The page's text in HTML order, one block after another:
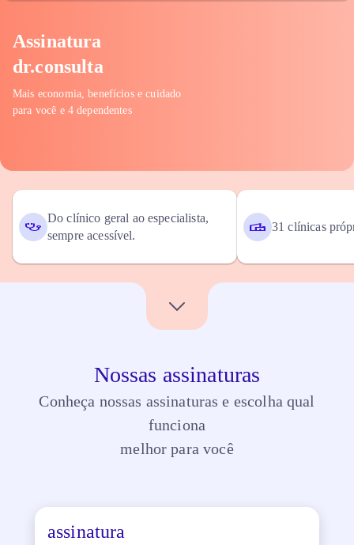
Assinatura
dr.consulta
Mais economia, benefícios e cuidado
para você e 4 dependentes
Do clínico geral ao especialista,
sempre acessível.
31 clínicas
Nossas assinaturas
Conheça nossas assinaturas e escolha qual
funciona
melhor para você
assinatura